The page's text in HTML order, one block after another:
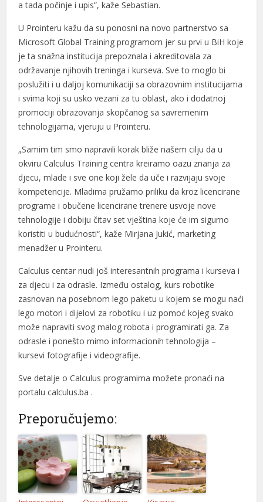
a tada počinje i upis”, kaže Sebastian.
U Prointeru kažu da su ponosni na novo partnerstvo sa
Microsoft Global Training programom jer su prvi u BiH koje
je ta snažna institucija prepoznala i akreditovala za
održavanje njihovih treninga i kurseva. Sve to moglo bi
poslužiti i u daljoj komunikaciji sa obrazovnim institucijama
i svima koji su usko vezani za tu oblast, ako i dodatnoj
promociji obrazovanja skopčanog sa savremenim
tehnologijama, vjeruju u Prointeru.
„Samim tim smo napravili korak bliže našem cilju da u
okviru Calculus Training centra kreiramo oazu znanja za
djecu, mlade i sve one koji žele da uče i razvijaju svoje
kompetencije. Mladima pružamo priliku da kroz licencirane
programe i obučene licencirane trenere usvoje nove
tehnologije i dobiju čitav set vještina koje će im sigurno
koristiti u budućnosti“, kaže Mirjana Jukić, marketing
menadžer u Prointeru.
Calculus centar nudi još interesantnih programa i kurseva i
za djecu i za odrasle. Između ostalog, kurs robotike
zasnovan na posebnom lego paketu u kojem se mogu naći
lego motori i dijelovi za robotiku i uz pomoć kojeg svako
može napraviti svog malog robota i programirati ga. Za
odrasle i ponešto mimo informacionih tehnologija –
kursevi fotografije i videografije.
Sve detalje o Calculus programima možete pronaći na
portalu calculus.ba .
Preporučujemo: